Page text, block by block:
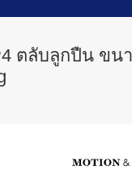
ตลับลูกปืน ขน